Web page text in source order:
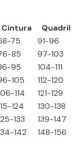
Cintura
Quadril
75
91-96
85
97-103
95
104-111
105
112-120
114
121-129
124
130-138
133
139-147
142 148-156